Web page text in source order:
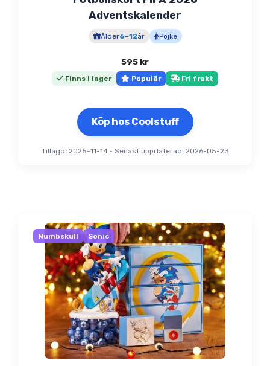
Adventskalender
Ålder6–12år Pojke
595 kr
Finns i lager Populär Fri frakt
Köp hos Coolstuff
Tillagd: 2025-11-14• Senast uppdaterad: 2026-05-23
Numbskull Sonic